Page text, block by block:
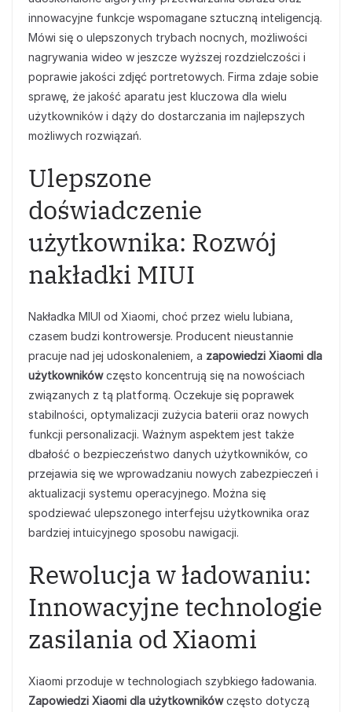
innowacyjne funkcje wspomagane sztuczną inteligencją.
Mówi się o ulepszonych trybach nocnych, możliwości
nagrywania wideo w jeszcze wyższej rozdzielczości i
poprawie jakości zdjęć portretowych. Firma zdaje sobie
sprawę, że jakość aparatu jest kluczowa dla wielu
użytkowników i dąży do dostarczania im najlepszych
możliwych rozwiązań.
Ulepszone
doświadczenie
użytkownika: Rozwój
nakładki MIUI
Nakładka MIUI od Xiaomi, choć przez wielu lubiana,
czasem budzi kontrowersje. Producent nieustannie
pracuje nad jej udoskonaleniem, a zapowiedzi Xiaomi dla
użytkownikówczęsto koncentrują się na nowościach
związanych z tą platformą. Oczekuje się poprawek
stabilności, optymalizacji zużycia baterii oraz nowych
funkcji personalizacji. Ważnym aspektem jest także
dbałość o bezpieczeństwo danych użytkowników, co
przejawia się we wprowadzaniu nowych zabezpieczeń i
aktualizacji systemu operacyjnego. Można się
spodziewać ulepszonego interfejsu użytkownika oraz
bardziej intuicyjnego sposobu nawigacji.
Rewolucja w ładowaniu:
Innowacyjne technologie
zasilania od Xiaomi
Xiaomi przoduje w technologiach szybkiego ładowania.
Zapowiedzi Xiaomi dla użytkownikówczęsto dotyczą